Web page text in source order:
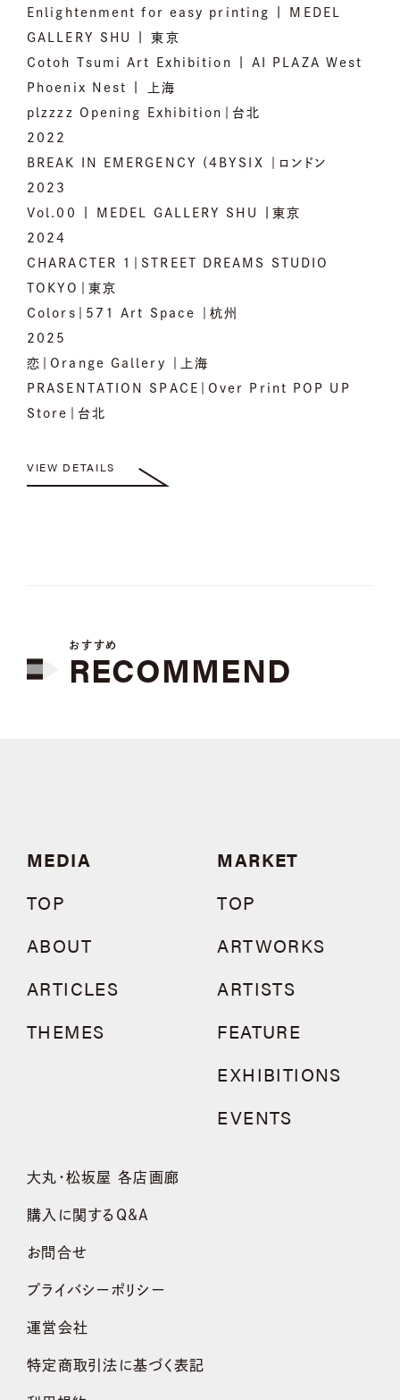
Enlightenment for easy printing | MEDEL
GALLERY SHU | 東京
Cotoh Tsumi Art Exhibition | AI PLAZA West
Phoenix Nest | 上海
plzzzz Opening Exhibition｜台北
2022
BREAK IN EMERGENCY (4BYSIX ｜ロンドン
2023
Vol.00 | MEDEL GALLERY SHU |東京
2024
CHARACTER 1｜STREET DREAMS STUDIO
TOKYO｜東京
Colors｜571 Art Space ｜杭州
2025
恋｜Orange Gallery ｜上海
PRASENTATION SPACE｜Over Print POP UP
Store｜台北
VIEW DETAILS
おすすめ
RECOMMEND
MEDIA
TOP
ABOUT
ARTICLES
THEMES
MARKET
TOP
ARTWORKS
ARTISTS
FEATURE
EXHIBITIONS
EVENTS
大丸・松坂屋 各店画廊
購入に関するQ&A
お問合せ
プライバシーポリシー
運営会社
特定商取引法に基づく表記